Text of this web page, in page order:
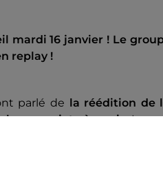
mardi 16 janvier ! Le
replay !
parlé de la réédition de
leurs projets à venir. Les